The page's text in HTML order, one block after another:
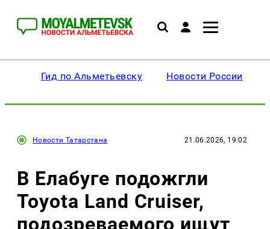
Гид по Альметьевску Новости России
Новости Татарстана 21.06.2026, 19:02
В Елабуге подожгли
Toyota Land Cruiser,
подозреваемого ищут